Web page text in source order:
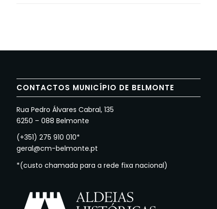
CONTACTOS MUNICÍPIO DE BELMONTE
Rua Pedro Álvares Cabral, 135
6250 – 088 Belmonte
(+351) 275 910 010*
geral@cm-belmonte.pt
*(custo chamada para a rede fixa nacional)